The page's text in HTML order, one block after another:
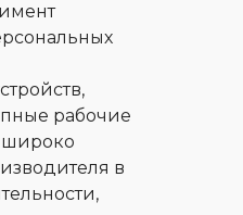
рабочие
широко
в